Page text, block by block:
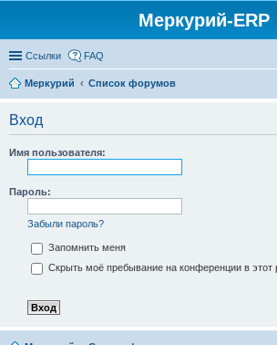
Меркурий-ERP
Ссылки FAQ
Меркурий
Список форумов
Вход
Имя пользователя:
Пароль:
Забыли пароль?
Запомнить меня
Скрыть моё пребывание на конференции в этот